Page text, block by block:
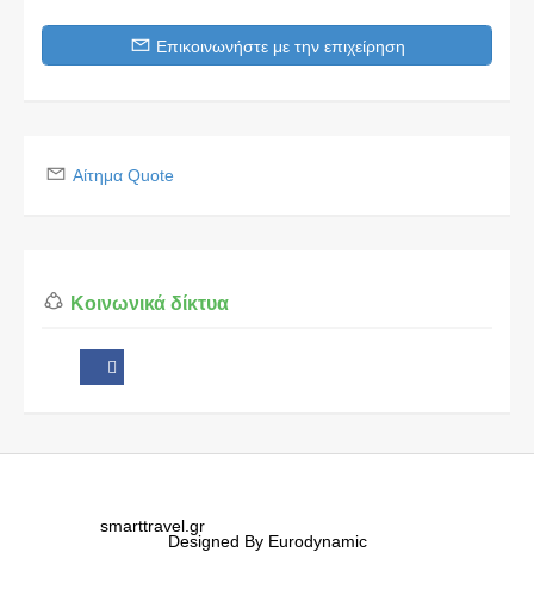
Επικοινωνήστε με την επιχείρηση
Αίτημα Quote
Κοινωνικά δίκτυα
smarttravel.gr
Designed By Eurodynamic